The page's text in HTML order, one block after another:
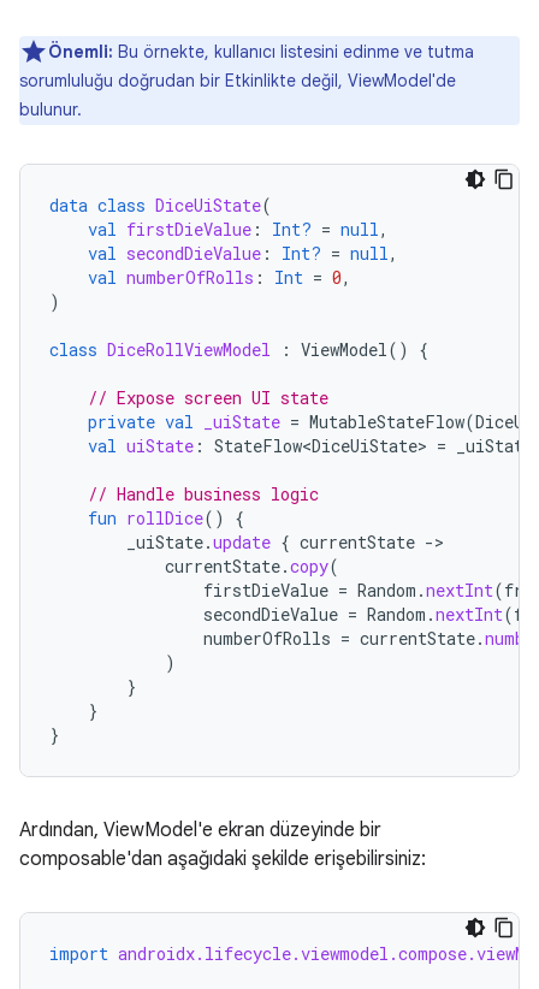
Önemli: Bu örnekte, kullanıcı listesini edinme ve tutma
sorumluluğu doğrudan bir Etkinlikte değil, ViewModel'de
bulunur.
data class DiceUiState(
val firstDieValue : Int? = null,
val secondDieValue : Int? = null,
val numberOfRolls : Int = 0,
)
class DiceRollViewModel : ViewModel() {
// Expose screen UI state
private val _uiState = MutableStateFlow(
val uiState : StateFlow<DiceUiState> = _uiState
// Handle business logic
fun rollDice()
{
_uiState.update { currentState -
currentState.copy(
firstDieValue = Random .nextInt(
secondDieValue = Random .nextInt(
numberOfRolls = currentState.
)
}
}
}
Ardından, ViewModel'e ekran düzeyinde bir
composable'dan aşağıdaki şekilde erişebilirsiniz:
import